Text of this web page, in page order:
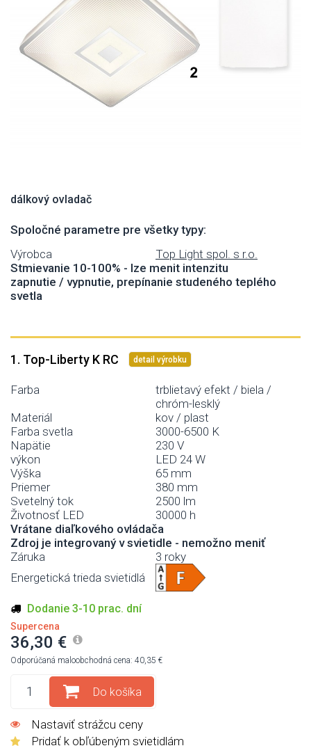
dálkový ovladač
Spoločné parametre pre všetky typy:
Výrobca
Top Light spol. s r.o.
Stmievanie 10-100% - lze menit intenzitu
zapnutie / vypnutie, prepínanie studeného teplého
svetla
1. Top-Liberty K RC detail výrobku
Farba
trblietavý efekt / biela /
chróm-lesklý
Materiál
kov / plast
Farba svetla
3000-6500 K
Napätie
230 V
výkon
LED 24 W
Výška
65 mm
Priemer
380 mm
Svetelný tok
2500 lm
Životnosť LED
30000 h
Vrátane diaľkového ovládača
Zdroj je integrovaný v svietidle - nemožno meniť
Záruka
3 roky
Energetická trieda svietidlá
Dodanie 3-10 prac. dní
Supercena
36,30 €
Odporúčaná maloobchodná cena: 40,35 €
Do košíka
Nastaviť strážcu ceny
Pridať k obľúbeným svietidlám